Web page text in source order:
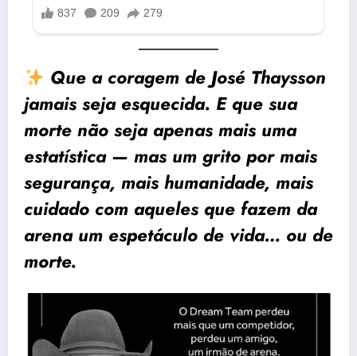
Que a coragem de José Thaysson
jamais seja esquecida. E que sua
morte não seja apenas mais uma
estatística — mas um grito por mais
segurança, mais humanidade, mais
cuidado com aqueles que fazem da
arena um espetáculo de vida… ou de
morte.